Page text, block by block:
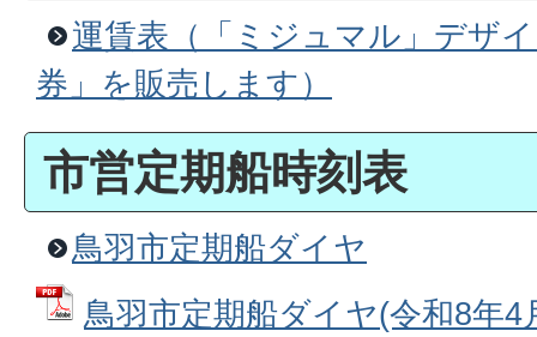
運賃表（「ミジュマル」デザ
券」を販売します）
市営定期船時刻表
鳥羽市定期船ダイヤ
鳥羽市定期船ダイヤ(令和8年